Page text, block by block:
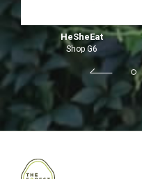
HeSheEat
Shop G6